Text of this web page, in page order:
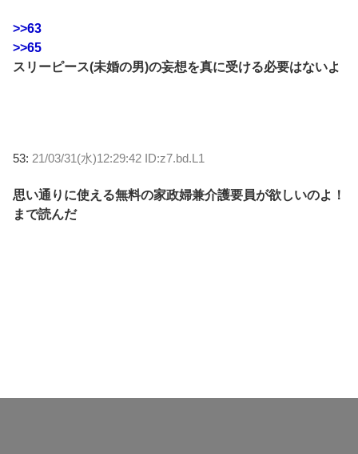
>>63
>>65
スリーピース(未婚の男)の妄想を真に受ける必要はないよ
53: 21/03/31(水)12:29:42 ID:z7.bd.L1
思い通りに使える無料の家政婦兼介護要員が欲しいのよ！
まで読んだ